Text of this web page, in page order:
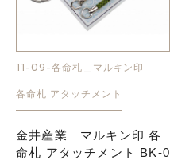
11-09-各命札＿マルキン印
各命札 アタッチメント
金井産業 マルキン印 各
命札 アタッチメント BK-0